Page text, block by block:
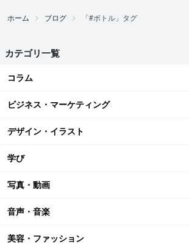
ホーム ブログ 「#ボトル」タグ
カテゴリ一覧
コラム
ビジネス・マーケティング
デザイン・イラスト
学び
写真・動画
音声・音楽
美容・ファッション